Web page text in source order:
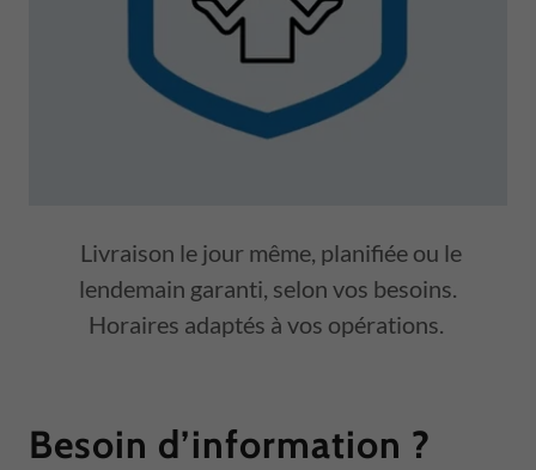
Livraison le jour même, planifiée ou le
lendemain garanti, selon vos besoins.
Horaires adaptés à vos opérations.
Besoin d’information ?